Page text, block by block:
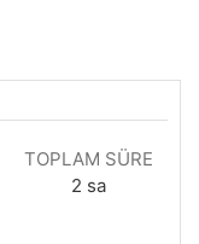
TOPLAM SÜRE
2saat
sa